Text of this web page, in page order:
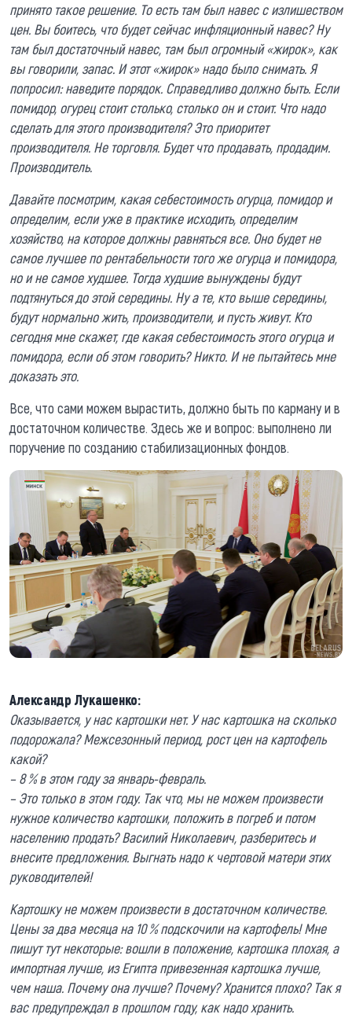
принято такое решение. То есть там был навес с излишеством
цен. Вы боитесь, что будет сейчас инфляционный навес? Ну
там был достаточный навес, там был огромный «жирок», как
вы говорили, запас. И этот «жирок» надо было снимать. Я
попросил: наведите порядок. Справедливо должно быть. Если
помидор, огурец стоит столько, столько он и стоит. Что надо
сделать для этого производителя? Это приоритет
производителя. Не торговля. Будет что продавать, продадим.
Производитель.
Давайте посмотрим, какая себестоимость огурца, помидор и
определим, если уже в практике исходить, определим
хозяйство, на которое должны равняться все. Оно будет не
самое лучшее по рентабельности того же огурца и помидора,
но и не самое худшее. Тогда худшие вынуждены будут
подтянуться до этой середины. Ну а те, кто выше середины,
будут нормально жить, производители, и пусть живут. Кто
сегодня мне скажет, где какая себестоимость этого огурца и
помидора, если об этом говорить? Никто. И не пытайтесь мне
доказать это.
Все, что сами можем вырастить, должно быть по карману и в
достаточном количестве. Здесь же и вопрос: выполнено ли
поручение по созданию стабилизационных фондов.
Александр Лукашенко:
Оказывается, у нас картошки нет. У нас картошка на сколько
подорожала? Межсезонный период, рост цен на картофель
какой?
– 8 % в этом году за январь-февраль.
– Это только в этом году. Так что, мы не можем произвести
нужное количество картошки, положить в погреб и потом
населению продать? Василий Николаевич, разберитесь и
внесите предложения. Выгнать надо к чертовой матери этих
руководителей!
Картошку не можем произвести в достаточном количестве.
Цены за два месяца на 10 % подскочили на картофель! Мне
пишут тут некоторые: вошли в положение, картошка плохая, а
импортная лучше, из Египта привезенная картошка лучше,
чем наша. Почему она лучше? Почему? Хранится плохо? Так я
вас предупреждал в прошлом году, как надо хранить.